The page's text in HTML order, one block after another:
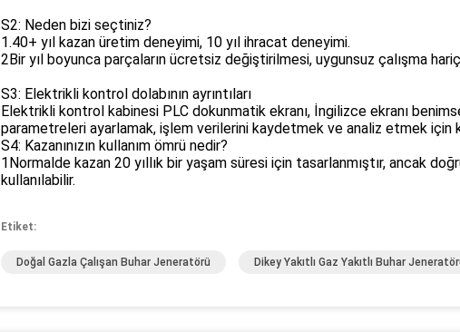
S2: Neden bizi seçtiniz?
1.40+ yıl kazan üretim deneyimi, 10 yıl ihracat deneyimi.
2Bir yıl boyunca parçaların ücretsiz değiştirilmesi, uygunsuz çalışma
S3: Elektrikli kontrol dolabının ayrıntıları
Elektrikli kontrol kabinesi PLC dokunmatik ekranı, İngilizce ekranı
parametreleri ayarlamak, işlem verilerini kaydetmek ve analiz etmek için
S4: Kazanınızın kullanım ömrü nedir?
1Normalde kazan 20 yıllık bir yaşam süresi için tasarlanmıştır, ancak
kullanılabilir.
Etiket:
Doğal Gazla Çalışan Buhar Jeneratörü Dikey Yakıtlı Gaz Yakıtlı Buhar